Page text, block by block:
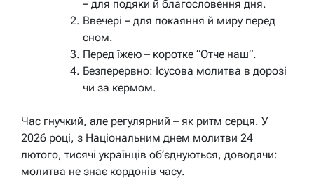
– для подяки й благословення дня.
Ввечері – для покаяння й миру перед
сном.
Перед їжею – коротке “Отче наш”.
Безперервно: Ісусова молитва в дорозі
чи за кермом.
Час гнучкий, але регулярний – як ритм серця. У
2026 році, з Національним днем молитви 24
лютого, тисячі українців об’єднуються, доводячи:
молитва не знає кордонів часу.